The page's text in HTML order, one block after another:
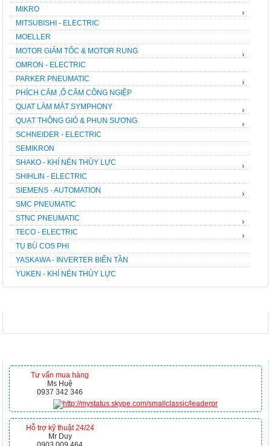
MIKRO
MITSUBISHI - ELECTRIC
›
MOELLER
MOTOR GIẢM TỐC & MOTOR RUNG
OMRON - ELECTRIC
›
PARKER PNEUMATIC
PHÍCH CẮM ,Ổ CẮM CÔNG NGIỆP
›
QUAT LÀM MÁT SYMPHONY
QUẠT THÔNG GIÓ & PHUN SƯƠNG
›
SCHNEIDER - ELECTRIC
›
SEMIKRON
SHAKO - KHÍ NÉN THỦY LỰC
SHIHLIN - ELECTRIC
›
SIEMENS - AUTOMATION
SMC PNEUMATIC
›
STNC PNEUMATIC
TECO - ELECTRIC
›
TỤ BÙ COS PHI
›
YASKAWA - INVERTER BIẾN TẦN
YUKEN - KHÍ NÉN THỦY LỰC
Tư vấn mua hàng
Ms Huệ
0937 342 346
Hỗ trợ kỹ thuật 24/24
Mr Duy